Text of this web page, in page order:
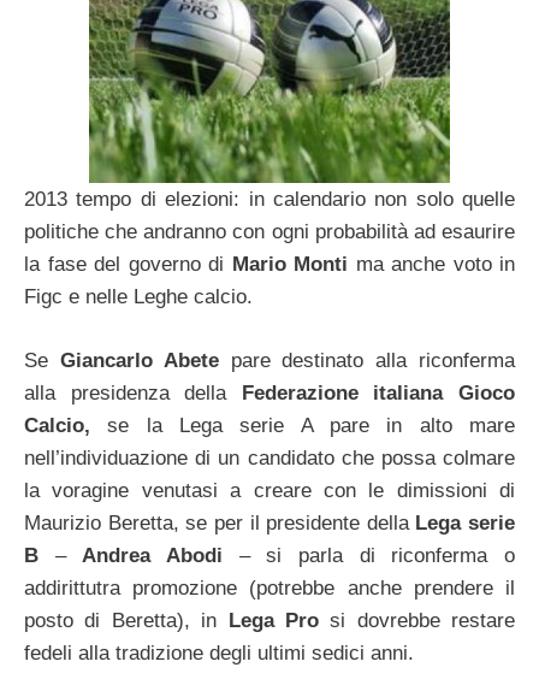
2013 tempo di elezioni: in calendario non solo quelle
politiche che andranno con ogni probabilità ad esaurire
la fase del governo di Mario Monti ma anche voto in
Figc e nelle Leghe calcio.
Se Giancarlo Abetepare destinato alla riconferma
alla presidenza della Federazione italiana Gioco
Calcio, se la Lega serie A pare in alto mare
nell’individuazione di un candidato che possa colmare
la voragine venutasi a creare con le dimissioni di
Maurizio Beretta, se per il presidente della Lega serie
B –Andrea Abodi – si parla di riconferma o
addirittutra promozione (potrebbe anche prendere il
posto di Beretta), in Lega Prosi dovrebbe restare
fedeli alla tradizione degli ultimi sedici anni.